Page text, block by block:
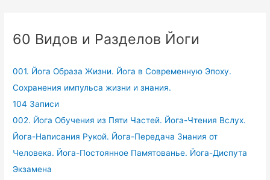
60 Видов и Разделов Йоги
001. Йога Образа Жизни. Йога в Современную Эпоху.
Сохранения импульса жизни и знания.
104 Записи
002. Йога Обучения из Пяти Частей. Йога-Чтения Вслух.
Йога-Написания Рукой. Йога-Передача Знания от
Человека. Йога-Постоянное Памятованье. Йога-Диспута
Экзамена